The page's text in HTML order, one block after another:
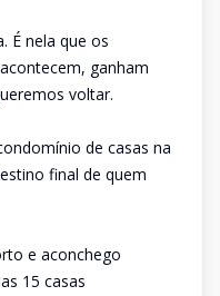
É nela que os
ganham
voltar.
de casas na
final de quem
e aconchego
15 casas